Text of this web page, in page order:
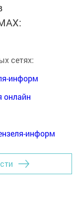
сетях:
информ
онлайн
информ